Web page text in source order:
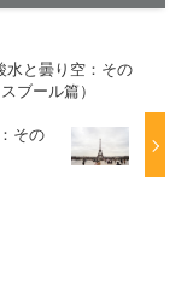
水と曇り空：その
ブール篇）
その